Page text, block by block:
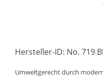
Hersteller-ID: No. 719
Umweltgerecht durch